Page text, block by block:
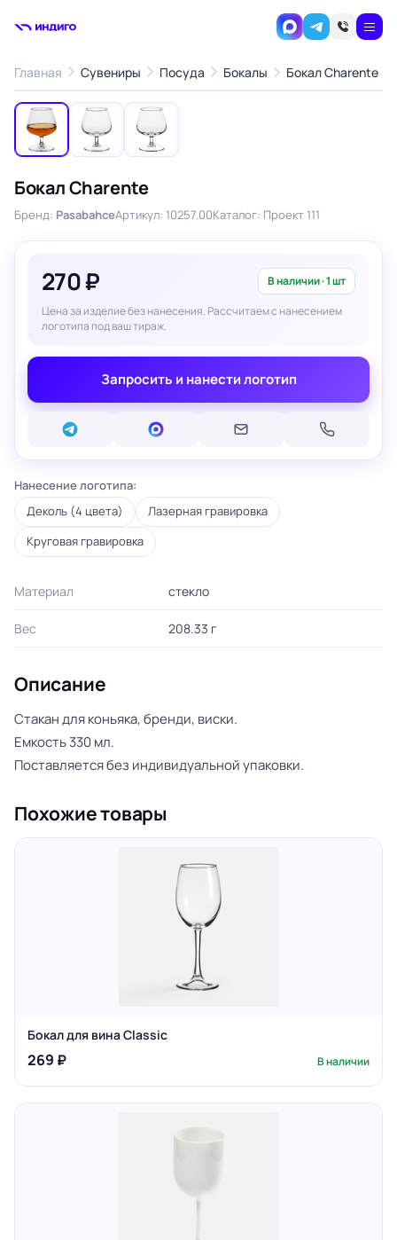
Главная Сувениры Посуда Бокалы Бокал Charente
‹ ›
1/3
Бокал Charente
Бренд: PasabahceАртикул: 10257.00Каталог: Проект 111
270 ₽ В наличии · 1 шт
Цена за изделие без нанесения. Рассчитаем с нанесением
логотипа под ваш тираж.
Запросить и нанести логотип
Нанесение логотипа:
Деколь (4 цвета)
Лазерная гравировка
Круговая гравировка
Материал стекло
Вес 208.33 г
Описание
Стакан для коньяка, бренди, виски.
Емкость 330 мл.
Поставляется без индивидуальной упаковки.
Похожие товары
Бокал для вина Classic
269 ₽ В наличии